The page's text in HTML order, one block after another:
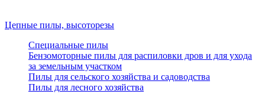
Цепные пилы, высоторезы
Специальные пилы
Бензомоторные пилы для распиловки дров и для ухода
за земельным участком
Пилы для сельского хозяйства и садоводства
Пилы для лесного хозяйства